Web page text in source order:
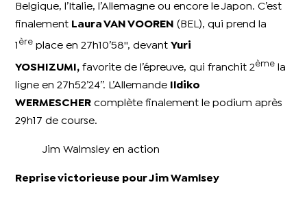
Belgique, l’Italie, l’Allemagne ou encore le Japon. C’est
finalement Laura VAN VOOREN (BEL), qui prend la
ère place en 27h10’58'', devantYuri
YOSHIZUMI, favorite de l’épreuve, qui franchit 2ème
la
ligne en 27h52’24’’. L’Allemande
Ildiko
WERMESCHER complète finalement le podium après
29h17 de course.
Jim Walmsley en action
Reprise victorieuse pour Jim Wamlsey